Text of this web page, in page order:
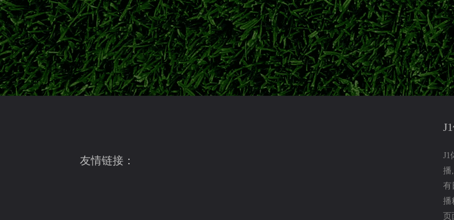
大阪钢巴夏窗阵容全面更新！8月7日迎战浦和红钻开启新赛季
2026/27跨年日职联开赛在即，盘点大阪钢巴夏窗人员变动、海外青训新星动态，详解揭幕战对
情况与新赛季争冠目标。
大阪钢巴最新资讯 2026-27日职联大阪钢巴 大阪钢巴夏窗转会 大
2026日职联前瞻：新赛季8月7日揭幕 强强对决开启新征程
2026/27赛季日职联正式开启跨年赛制，北京时间8月7日迎来新赛季揭幕战，横滨水手对阵鹿岛
大
友情链接：
J1
播
有
播
页